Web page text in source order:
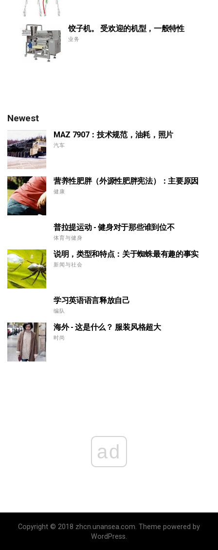
饺子机。 受欢迎的机型，一般特性
业务
Newest
MAZ 7907：技术规范，油耗，照片
汽车
营养性肥胖（外源性肥胖宪法）：主要原因
健康
普拉提运动 - 健身对于那些谁到位不
体育与健身
说明，类型和特点：关于蜘蛛最有趣的事实
新闻与社会
学习英语语言释放自己
编队
海外 - 这是什么？ 服装风格超大
时尚
ad
Copyright © 2018 zhcn.unansea.com. Theme powered by
WordPress.